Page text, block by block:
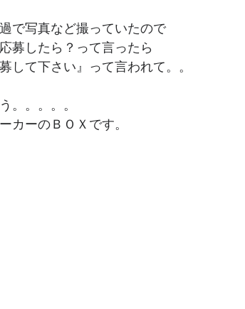
で写真など撮っていたので
募したら？って言ったら
して下さい』って言われて。。
。。。。。
カーのＢＯＸです。